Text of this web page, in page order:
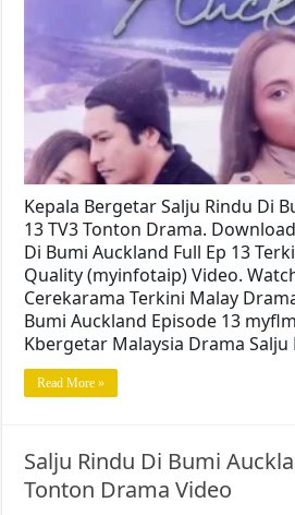
Kepala Bergetar Salju Rindu Di
13 TV3 Tonton Drama.
Di Bumi Auckland Full Ep 13
Quality (myinfotaip) Video.
Cerekarama Terkini Malay
Bumi Auckland Episode 13
Kbergetar Malaysia Drama
Read More »
Salju Rindu Di Bumi
Tonton Drama Video